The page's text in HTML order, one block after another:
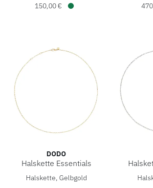
150,00 €
DODO
Halskette Essentials
DoDo Halskette Essentials, Ref:
Halskette, Gelbgold
DoDo